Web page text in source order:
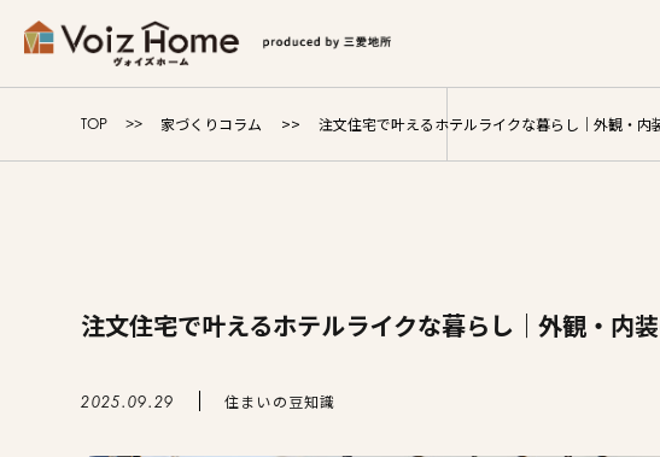
コーポレートサイト リフォームサイト マンションサイト
販売物件
イベント情報
TOP 家づくりコラム 注文住宅で叶えるホテルライクな暮らし｜外観・内
注文住宅で叶えるホテルライクな暮らし｜外観・内
2025.09.29 住まいの豆知識